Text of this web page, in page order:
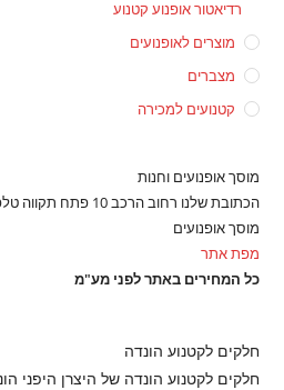
רדיאטור אופנוע קטנוע
מוצרים לאופנועים
מצברים
קטנועים למכירה
מוסך אופנועים וחנות
הכתובת שלנו רחוב הרכב 10 פתח תקווה טלפון 03-9313635
מוסך אופנועים
מפת אתר
כל המחירים באתר לפני מע"מ
חלקים לקטנוע הונדה
חלקים לקטנוע הונדה של היצרן היפני הונדה